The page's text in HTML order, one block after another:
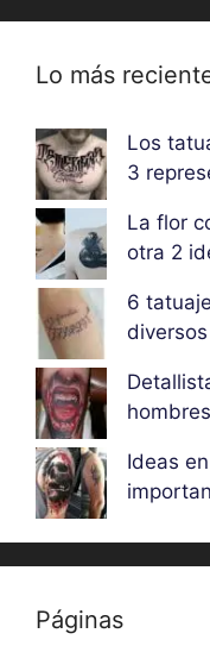
Lo más
Los
3
La flor
otra 2
6
Ideas
Páginas